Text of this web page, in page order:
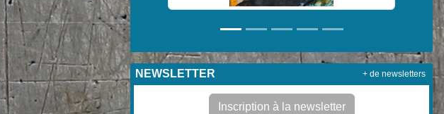
NEWSLETTER
Inscription à la newsletter
+ de newsletters